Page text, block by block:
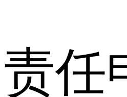
责任